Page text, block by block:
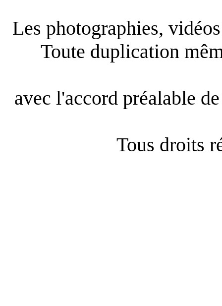
Les photographies,
Toute duplication
avec l'accord préalable
Tous droits